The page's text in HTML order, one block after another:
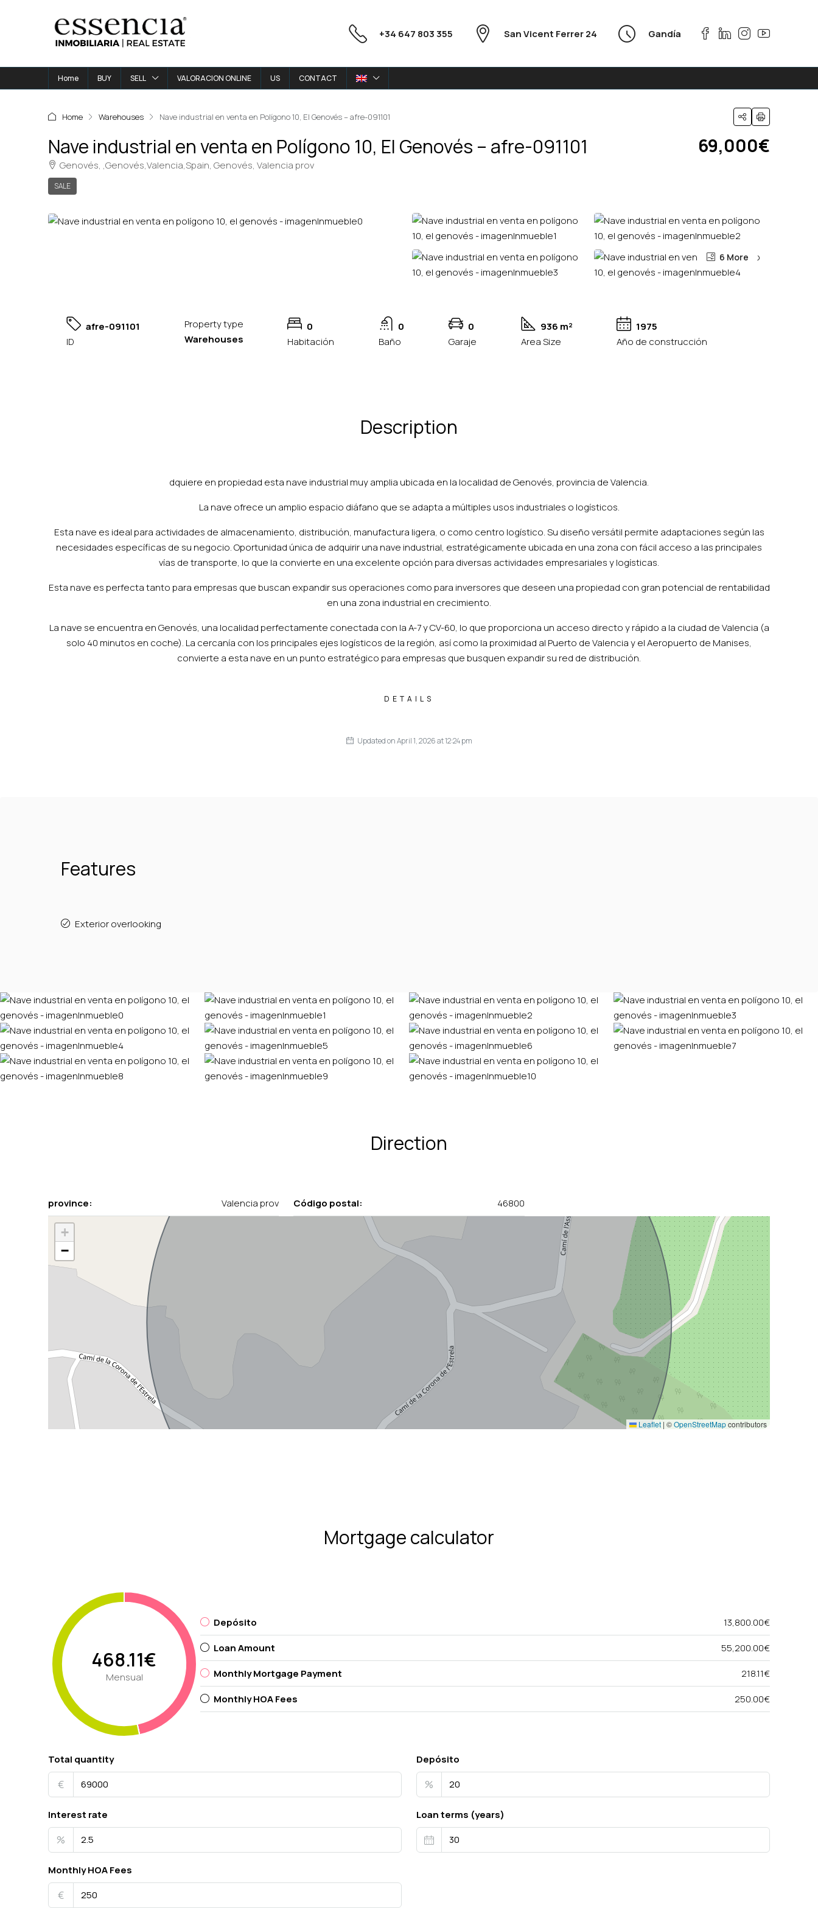
+34 647 803 355 San Vicent Ferrer 24 Gandía
Home BUY SELL VALORACION ONLINE US CONTACT
Home Warehouses Nave industrial en venta en Polígono 10, El Genovés – afre-091101
Nave industrial en venta en Polígono 10, El Genovés – afre-091101
Genovés, ,Genovés,Valencia,Spain, Genovés, Valencia prov
SALE
69,000€
6 More
afre-091101
ID
Property type
Warehouses
0
Habitación
0
Baño
0
Garaje
936 m²
Area Size
1975
Año de construcción
Description
dquiere en propiedad esta nave industrial muy amplia ubicada en la localidad de Genovés, provincia de Valencia.
La nave ofrece un amplio espacio diáfano que se adapta a múltiples usos industriales o logísticos.
Esta nave es ideal para actividades de almacenamiento, distribución, manufactura ligera, o como centro logístico. Su diseño versátil permite adaptaciones según las
necesidades específicas de su negocio. Oportunidad única de adquirir una nave industrial, estratégicamente ubicada en una zona con fácil acceso a las principales
vías de transporte, lo que la convierte en una excelente opción para diversas actividades empresariales y logísticas.
Esta nave es perfecta tanto para empresas que buscan expandir sus operaciones como para inversores que deseen una propiedad con gran potencial de rentabilidad
en una zona industrial en crecimiento.
La nave se encuentra en Genovés, una localidad perfectamente conectada con la A-7 y CV-60, lo que proporciona un acceso directo y rápido a la ciudad de Valencia (a
solo 40 minutos en coche). La cercanía con los principales ejes logísticos de la región, así como la proximidad al Puerto de Valencia y el Aeropuerto de Manises,
convierte a esta nave en un punto estratégico para empresas que busquen expandir su red de distribución.
DETAILS
Updated on April 1, 2026 at 12:24 pm
Features
Exterior overlooking
Direction
province: Valencia prov Código postal: 46800
+
−
Leaflet | ©OpenStreetMapcontributors
Mortgage calculator
468.11€
Mensual
Depósito
13,800.00€
Loan Amount
55,200.00€
Monthly Mortgage Payment
218.11€
Monthly HOA Fees
250.00€
Total quantity
€
Depósito
%
Interest rate
%
Loan terms (years)
Monthly HOA Fees
€